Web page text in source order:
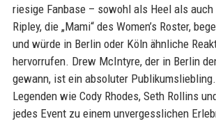
riesige Fanbase – sowohl als Heel als auch
Ripley, die „Mami“ des Women’s Roster,
und würde in Berlin oder Köln ähnliche
hervorrufen. Drew McIntyre, der in Berlin
gewann, ist ein absoluter
Legenden wie Cody Rhodes, Seth Rollins
jedes Event zu einem unvergesslichen